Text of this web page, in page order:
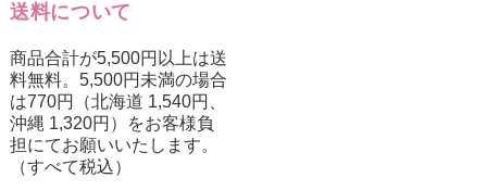
送料について
商品合計が5,500円以上は送
料無料。5,500円未満の場合
は770円（北海道 1,540円、
沖縄 1,320円）をお客様負
担にてお願いいたします。
（すべて税込）